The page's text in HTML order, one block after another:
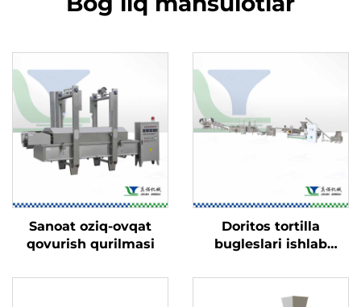
Sanoat oziq-ovqat
qovurish qurilmasi
Doritos tortilla
bugleslari ishlab